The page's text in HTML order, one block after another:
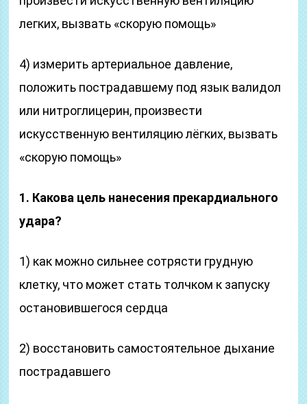
легких, вызвать «скорую помощь»
4) измерить артериальное давление,
положить пострадав­шему под язык валидол
или нитроглицерин, произвести
искусственную вентиляцию лёгких, вызвать
«скорую помощь»
1. Какова цель нанесения прекардиального
удара?
1) как можно сильнее сотрясти грудную
клетку, что мо­жет стать толчком к запуску
остановившегося сердца
2) восстановить самостоятельное дыхание
пострадав­шего